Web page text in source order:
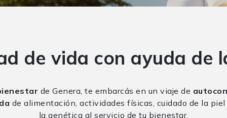
de vida con ayuda de
de Genera, te embarcás en un viaje de
de alimentación, actividades físicas, cuidado de la
la genética al servicio de tu bienestar.